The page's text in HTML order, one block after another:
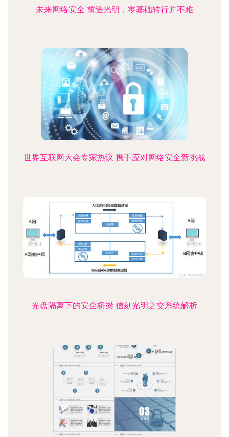
未来网络安全 前途光明，零基础转行并不难
世界互联网大会专家热议 携手应对网络安全新挑战
光盘隔离下的安全桥梁 信刻光明之交系统解析